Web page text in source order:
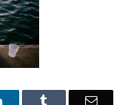
LinkedIn Email